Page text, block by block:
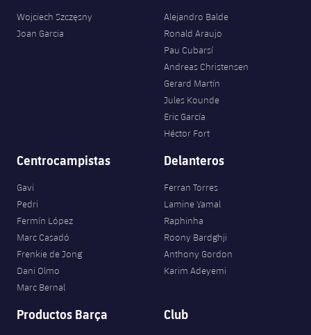
Wojciech Szczęsny
Joan Garcia
Alejandro Balde
Ronald Araujo
Pau Cubarsí
Andreas Christensen
Gerard Martín
Jules Kounde
Eric García
Héctor Fort
Centrocampistas
Gavi
Pedri
Fermín López
Marc Casadó
Frenkie de Jong
Dani Olmo
Marc Bernal
Delanteros
Ferran Torres
Lamine Yamal
Raphinha
Roony Bardghji
Anthony Gordon
Karim Adeyemi
Productos Barça Club